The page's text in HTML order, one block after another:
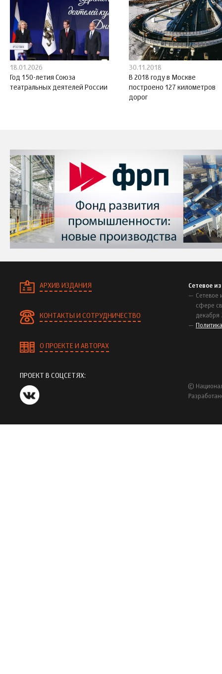
18.01.2026
Год 150-летия Союза
театральных деятелей России
30.11.2018
В 2018 году в Москве
построено 127 километров
дорог
АРХИВ ИЗДАНИЯ
КОНТАКТЫ И СОТРУДНИЧЕСТВО
О ПРОЕКТЕ И АВТОРАХ
Сетевое
Сетевое
сфере
декабря
ПРОЕКТ В СОЦСЕТЯХ:
©